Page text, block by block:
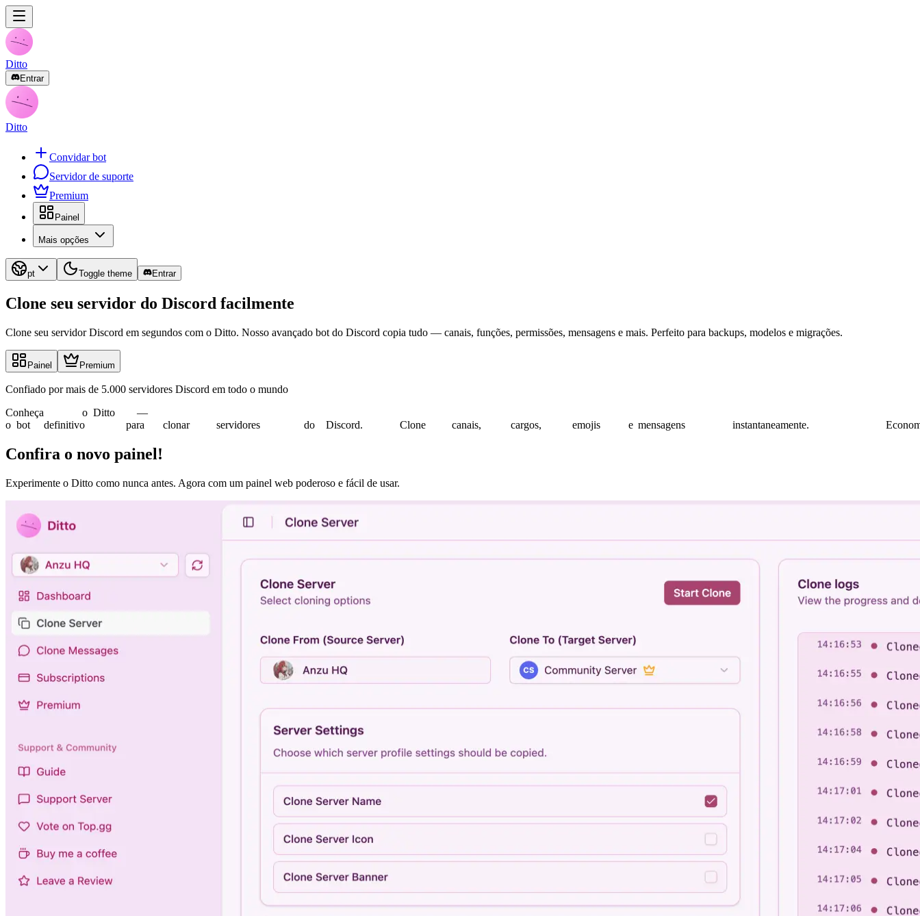
Ditto
Entrar
Ditto
Convidar bot
Servidor de suporte
Premium
Painel
Mais opções
pt Toggle theme Entrar
Clone seu servidor do Discord facilmente
Clone seu servidor Discord em segundos com o Ditto. Nosso avançado bot do Discord copia tudo — canais, funções, permissões, mensagens e mais. Perfeito para backups, modelos e migrações.
Painel Premium
Confiado por mais de 5.000 servidores Discord em todo o mundo
Conheça
o Ditto
—
o bot definitivo para clonar servidores do Discord. Clone canais, cargos, emojis e mensagens instantaneamente.
Confira o novo painel!
Experimente o Ditto como nunca antes. Agora com um painel web poderoso e fácil de usar.